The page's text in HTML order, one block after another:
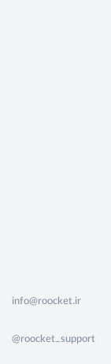
info@roocket.ir
@roocket_support